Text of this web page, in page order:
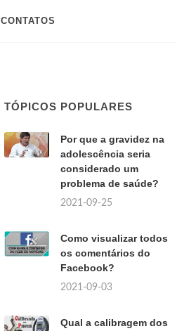
CONTATOS
TÓPICOS POPULARES
Por que a gravidez na
adolescência seria
considerado um
problema de saúde?
2021-09-25
Como visualizar todos
os comentários do
Facebook?
2021-09-03
Qual a calibragem dos